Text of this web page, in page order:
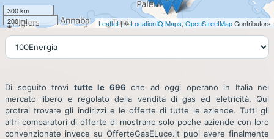
300 km
200 mi
Leaflet| ©LocationIQ Maps, OpenStreetMapContributors
Di seguito trovi tutte le 696 che ad oggi operano in Italia nel
mercato libero e regolato della vendita di gas ed eletricità. Qui
protrai trovare gli indirizzi e le offerte di tutte le aziende. Tutti gli
altri comparatori di offerte di mostrano solo poche aziende con loro
convenzionate invece su OfferteGasELuce.it puoi avere finalmente